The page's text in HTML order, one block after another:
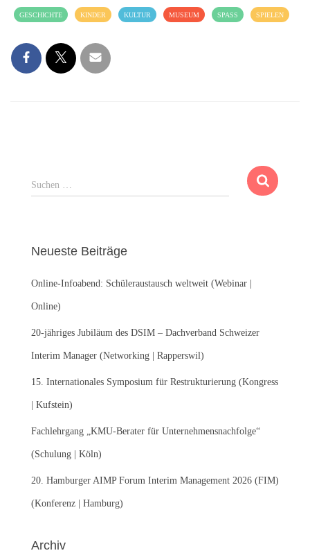
GESCHICHTE KINDER KULTUR MUSEUM SPASS SPIELEN
S
u
n
a
c
:
Suchen …
Neueste Beiträge
Online-Infoabend: Schüleraustausch weltweit (Webinar |
Online)
20-jähriges Jubiläum des DSIM – Dachverband Schweizer
Interim Manager (Networking | Rapperswil)
15. Internationales Symposium für Restrukturierung (Kongress
| Kufstein)
Fachlehrgang „KMU-Berater für Unternehmensnachfolge“
(Schulung | Köln)
20. Hamburger AIMP Forum Interim Management 2026 (FIM)
(Konferenz | Hamburg)
Archiv